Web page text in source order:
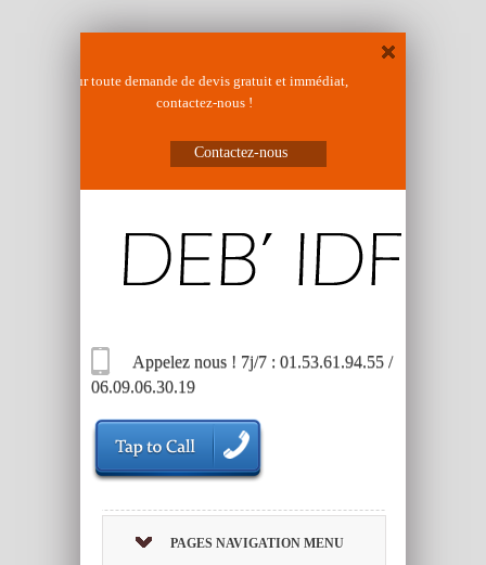
Pour toute demande de devis gratuit et immédiat,
contactez-nous !
Contactez-nous
Appelez nous ! 7j/7 : 01.53.61.94.55 /
06.09.06.30.19
PAGES NAVIGATION MENU